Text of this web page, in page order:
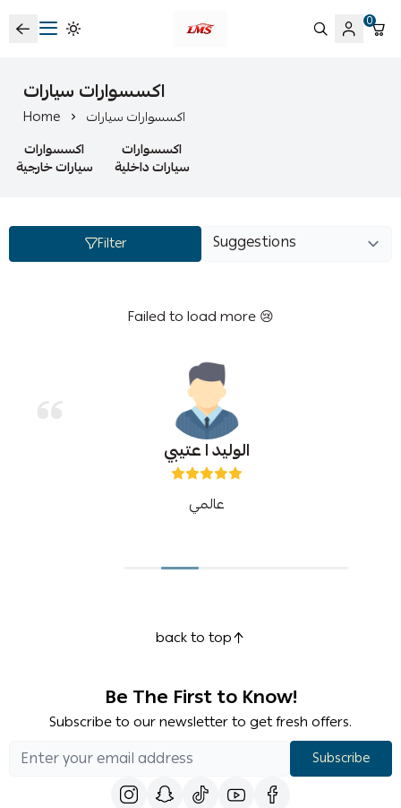
متجر لمسات الشرقية لزينة سيارات LMS
0
اكسسوارات سيارات
Home
اكسسوارات سيارات
اكسسوارات
سيارات خارجية
اكسسوارات
سيارات داخلية
Filter
Failed to load more 😢
الوليد ا عتيبي
عالمي
back to top
Be The First to Know!
Subscribe to our newsletter to get fresh offers.
Subscribe